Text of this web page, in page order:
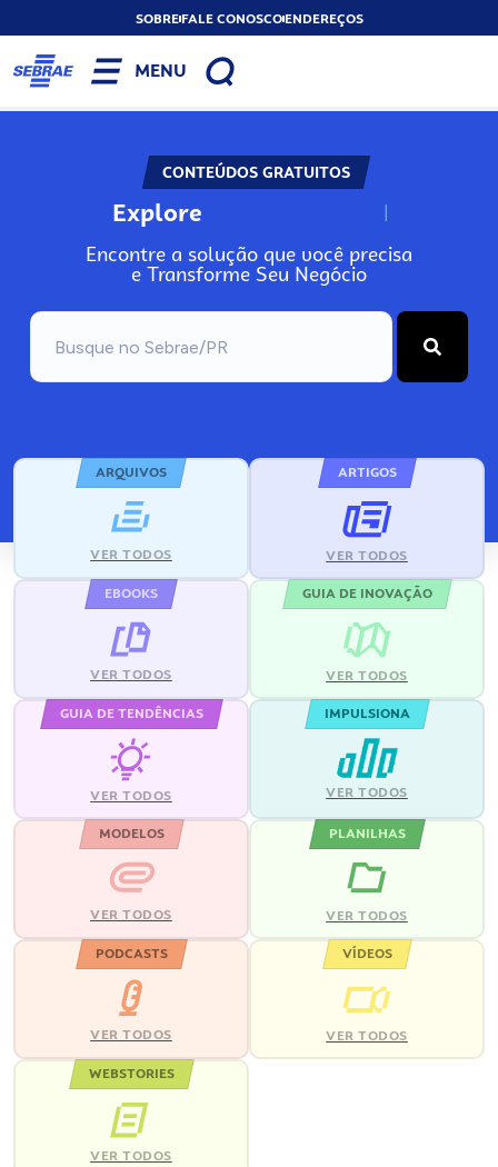
SOBREFALE CONOSCOENDEREÇOS
MENU
CONTEÚDOS GRATUITOS
Explore N
Encontre a solução que você precisa
e Transforme Seu Negócio
ARQUIVOS
VER TODOS
ARTIGOS
VER TODOS
EBOOKS
VER TODOS
GUIA DE INOVAÇÃO
VER TODOS
GUIA DE TENDÊNCIAS
VER TODOS
IMPULSIONA
VER TODOS
MODELOS
VER TODOS
PLANILHAS
VER TODOS
PODCASTS
VER TODOS
VÍDEOS
VER TODOS
WEBSTORIES
VER TODOS